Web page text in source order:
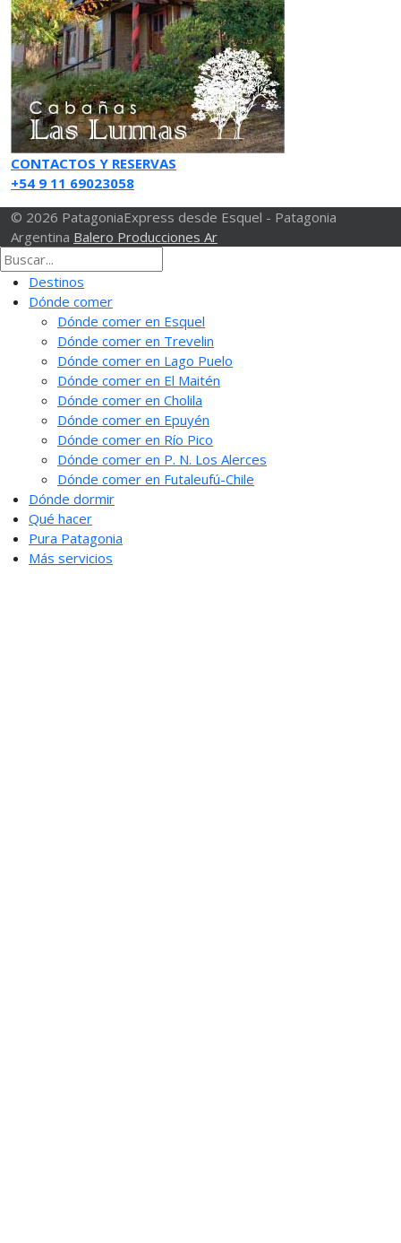
CONTACTOS Y RESERVAS
+54 9 11 69023058
© 2026 PatagoniaExpress desde Esquel - Patagonia
Argentina Balero Producciones Ar
Destinos
Dónde comer
Dónde comer en Esquel
Dónde comer en Trevelin
Dónde comer en Lago Puelo
Dónde comer en El Maitén
Dónde comer en Cholila
Dónde comer en Epuyén
Dónde comer en Río Pico
Dónde comer en P. N. Los Alerces
Dónde comer en Futaleufú-Chile
Dónde dormir
Qué hacer
Pura Patagonia
Más servicios